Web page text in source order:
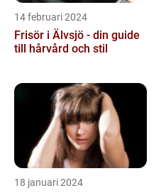
14 februari 2024
Frisör i Älvsjö - din guide
till hårvård och stil
18 januari 2024